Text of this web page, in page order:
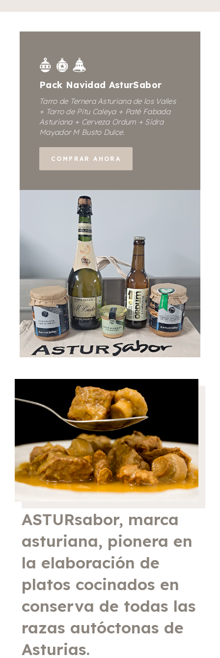
Pack Navidad AsturSabor
Tarro de Ternera Asturiana de los Valles
+ Tarro de Pitu Caleya + Paté Fabada
Asturiana + Cerveza Ordum + Sidra
Mayador M Busto Dulce.
COMPRAR AHORA
ASTURsabor, marca
asturiana, pionera en
la elaboración de
platos cocinados en
conserva de todas las
razas autóctonas de
Asturias.